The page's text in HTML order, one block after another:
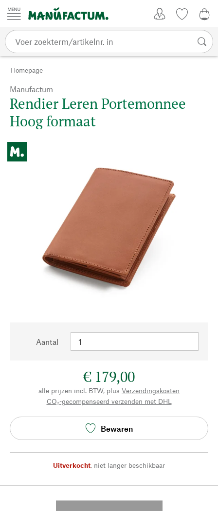
Passer au contenu
Homepage
Manufactum
Rendier Leren Portemonnee
Hoog formaat
Aantal
€ 179,00
alle prijzen incl. BTW, plus Verzendingskosten
CO₂-gecompenseerd verzenden met DHL
Bewaren
Uitverkocht, niet langer beschikbaar